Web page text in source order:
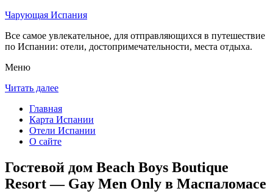
Чарующая Испания
Все самое увлекательное, для отправляющихся в путешествие
по Испании: отели, достопримечательности, места отдыха.
Меню
Читать далее
Главная
Карта Испании
Отели Испании
О сайте
Гостевой дом Beach Boys Boutique
Resort — Gay Men Only в Маспаломасе